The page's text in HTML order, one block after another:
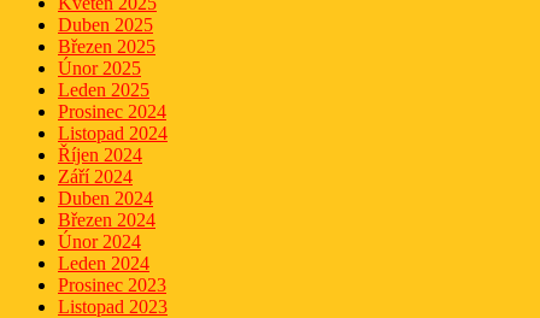
Duben 2025
Březen 2025
Únor 2025
Leden 2025
Prosinec 2024
Listopad 2024
Říjen 2024
Září 2024
Duben 2024
Březen 2024
Únor 2024
Leden 2024
Prosinec 2023
Listopad 2023